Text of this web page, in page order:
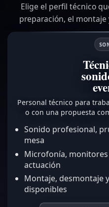
Elige el perfil técnico
preparación, el
Personal técnico para
o con una propuesta
Sonido profesional,
mesa
Microfonía,
actuación
Montaje, desmontaje
disponibles